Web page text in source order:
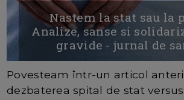
Nastem la stat sau la
Analize, sanse si
gravide - jurnal de
Povesteam într-un articol
dezbaterea spital de stat